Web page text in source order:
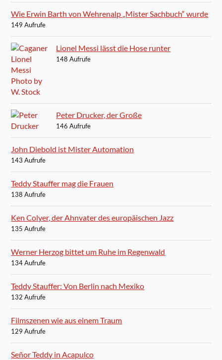
Wie Erwin Barth von Wehrenalp „Mister Sachbuch“ wurde
149 Aufrufe
Lionel Messi lässt die Hose runter
148 Aufrufe
Peter Drucker, der Große
146 Aufrufe
John Diebold ist Mister Automation
143 Aufrufe
Teddy Stauffer mag die Frauen
138 Aufrufe
Ken Colyer, der Ahnvater des europäischen Jazz
135 Aufrufe
Werner Herzog bittet um Ruhe im Regenwald
134 Aufrufe
Teddy Stauffer: Von Berlin nach Mexiko
132 Aufrufe
Filmszenen wie aus einem Traum
129 Aufrufe
Señor Teddy in Acapulco